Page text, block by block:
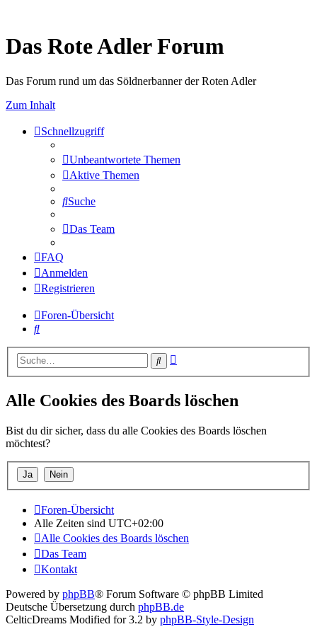
Das Rote Adler Forum
Das Forum rund um das Söldnerbanner der Roten Adler
Zum Inhalt
Schnellzugriff
Unbeantwortete Themen
Aktive Themen
Suche
Das Team
FAQ
Anmelden
Registrieren
Foren-Übersicht
Suche
Suche
Alle Cookies des Boards löschen
Bist du dir sicher, dass du alle Cookies des Boards löschen
möchtest?
Foren-Übersicht
Alle Zeiten sind UTC+02:00
Alle Cookies des Boards löschen
Das Team
Kontakt
Powered by phpBB® Forum Software © phpBB Limited
Deutsche Übersetzung durch phpBB.de
CelticDreams Modified for 3.2 by phpBB-Style-Design